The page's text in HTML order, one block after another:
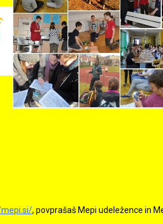
, povprašaš Mepi udeležence in